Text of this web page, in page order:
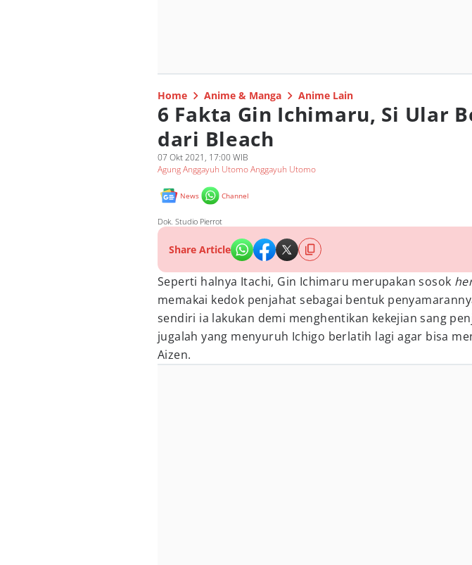
Home Anime & Manga Anime Lain
6 Fakta Gin Ichimaru, Si Ular
dari Bleach
07 Okt 2021, 17:00 WIB
Agung Anggayuh Utomo Anggayuh Utomo
News Channel
Dok. Studio Pierrot
Share Article
Seperti halnya Itachi, Gin Ichimaru merupakan sosok
memakai kedok penjahat sebagai bentuk
sendiri ia lakukan demi menghentikan kekejian sang
jugalah yang menyuruh Ichigo berlatih lagi agar bisa
Aizen.